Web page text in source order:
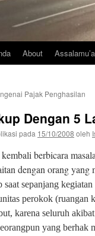
About
Pajak Penghasilan
Dengan 5
pada 15/10/2008 oleh
berbicara
dengan orang yang
saat sepanjang
perokok (ruangan
karena seluruh
yang berhak